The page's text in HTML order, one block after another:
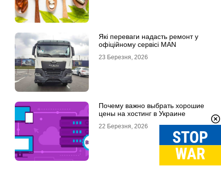
Які переваги надасть ремонт у
офіційному сервісі MAN
23 Березня, 2026
Почему важно выбрать хорошие
цены на хостинг в Украине
22 Березня, 2026